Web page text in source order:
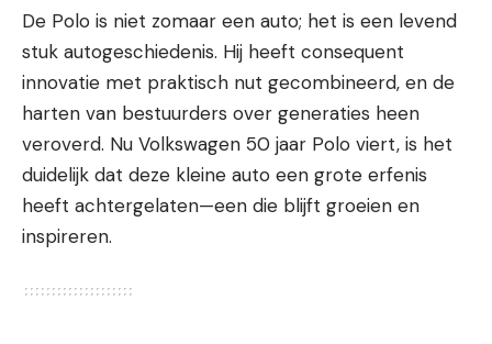
De Polo is niet zomaar een auto; het is een levend
stuk autogeschiedenis. Hij heeft consequent
innovatie met praktisch nut gecombineerd, en de
harten van bestuurders over generaties heen
veroverd. Nu Volkswagen 50 jaar Polo viert, is het
duidelijk dat deze kleine auto een grote erfenis
heeft achtergelaten—een die blijft groeien en
inspireren.